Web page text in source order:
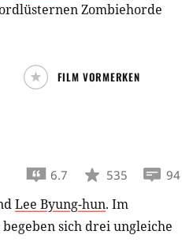
Zombiehorde
FILM VORMERKEN
6.7 535 94
Lee Byung-hun. Im
sich drei ungleiche